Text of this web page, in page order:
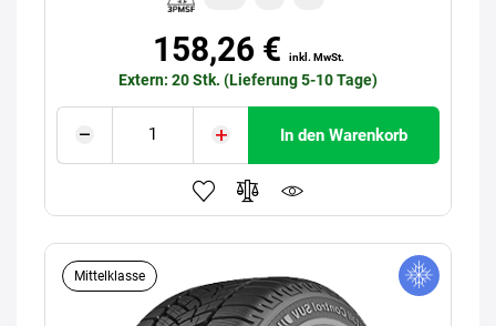
158,26 € inkl. MwSt.
Extern: 20 Stk. (Lieferung 5-10 Tage)
In den Warenkorb
Mittelklasse